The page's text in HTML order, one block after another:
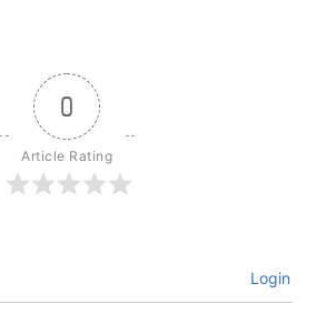
0
Article Rating
Login